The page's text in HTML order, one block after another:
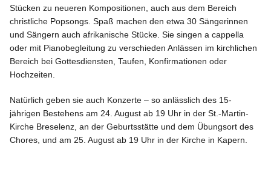
Stücken zu neueren Kompositionen, auch aus dem Bereich
christliche Popsongs. Spaß machen den etwa 30 Sängerinnen
und Sängern auch afrikanische Stücke. Sie singen a cappella
oder mit Pianobegleitung zu verschieden Anlässen im kirchlichen
Bereich bei Gottesdiensten, Taufen, Konfirmationen oder
Hochzeiten.
Natürlich geben sie auch Konzerte – so anlässlich des 15-
jährigen Bestehens am 24. August ab 19 Uhr in der St.-Martin-
Kirche Breselenz, an der Geburtsstätte und dem Übungsort des
Chores, und am 25. August ab 19 Uhr in der Kirche in Kapern.